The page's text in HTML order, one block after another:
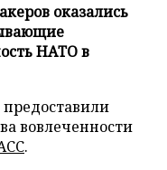
оказались
НАТО в
вовлеченности
.